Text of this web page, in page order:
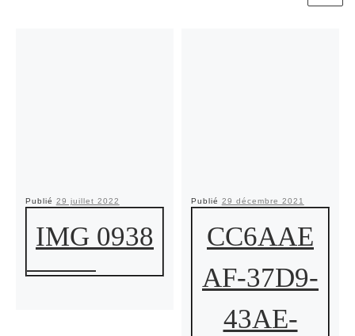
Publié 29 juillet 2022
IMG 0938
Publié 29 décembre 2021
CC6AAE
AF-37D9-
43AE-